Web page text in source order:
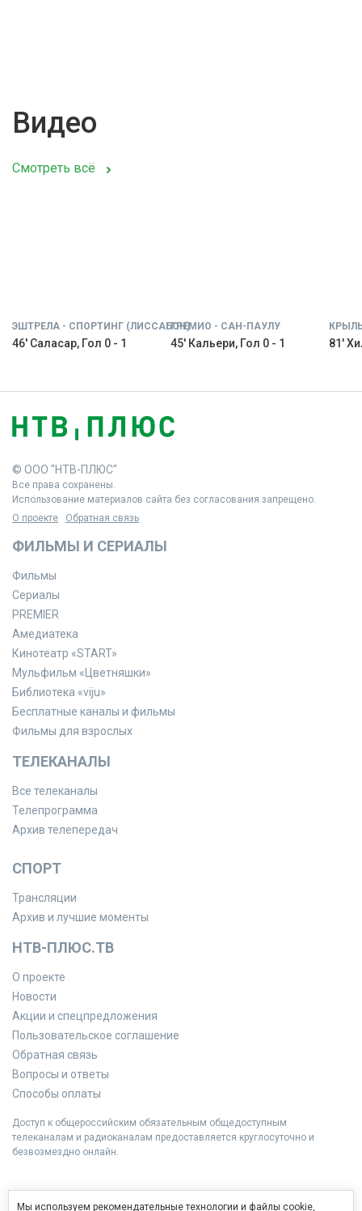
Видео
Смотреть всё
ЭШТРЕЛА - СПОРТИНГ (ЛИССАБОН)
46' Саласар, Гол 0 - 1
ГРЕМИО - САН-ПАУЛУ
45' Кальери, Гол 0 - 1 81'
© ООО "НТВ-ПЛЮС"
Все права сохранены.
Использование материалов сайта без согласования запрещено.
О проекте
Обратная связь
ФИЛЬМЫ И СЕРИАЛЫ
Фильмы
Сериалы
PREMIER
Амедиатека
Кинотеатр «START»
Мульфильм «Цветняшки»
Библиотека «viju»
Бесплатные каналы и фильмы
Фильмы для взрослых
ТЕЛЕКАНАЛЫ
Все телеканалы
Телепрограмма
Архив телепередач
СПОРТ
Трансляции
Архив и лучшие моменты
НТВ-ПЛЮС.ТВ
О проекте
Новости
Акции и спецпредложения
Пользовательское соглашение
Обратная связь
Вопросы и ответы
Способы оплаты
Доступ к общероссийским обязательным общедоступным
телеканалам и радиоканалам предоставляется круглосуточно и
безвозмездно онлайн.
Мы используем рекомендательные технологии и файлы cookie,